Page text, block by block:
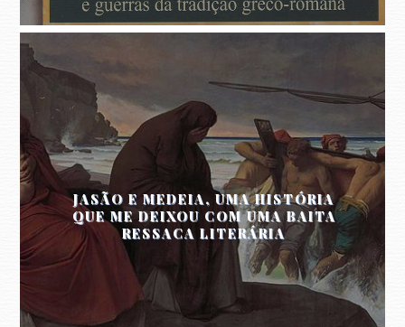
JASÃO E MEDEIA, UMA HISTÓRIA
QUE ME DEIXOU COM UMA BAITA
RESSACA LITERÁRIA